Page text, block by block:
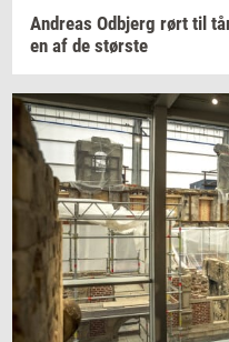
An­dreas Od­b­jerg rørt til
en af de stør­ste